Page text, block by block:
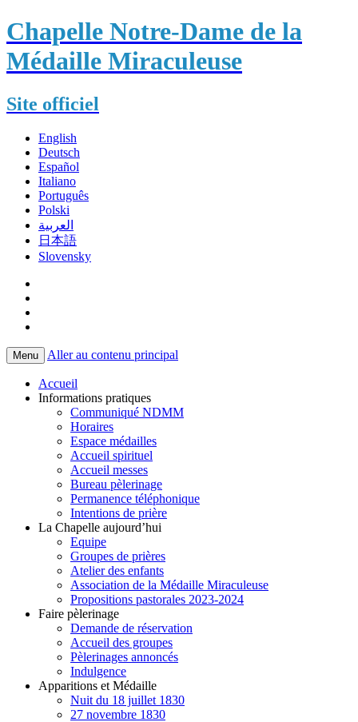
Chapelle Notre-Dame de la
Médaille Miraculeuse
Site officiel
English
Deutsch
Español
Italiano
Português
Polski
العربية
日本語
Slovensky
Menu Aller au contenu principal
Accueil
Informations pratiques
Communiqué NDMM
Horaires
Espace médailles
Accueil spirituel
Accueil messes
Bureau pèlerinage
Permanence téléphonique
Intentions de prière
La Chapelle aujourd’hui
Equipe
Groupes de prières
Atelier des enfants
Association de la Médaille Miraculeuse
Propositions pastorales 2023-2024
Faire pèlerinage
Demande de réservation
Accueil des groupes
Pèlerinages annoncés
Indulgence
Apparitions et Médaille
Nuit du 18 juillet 1830
27 novembre 1830